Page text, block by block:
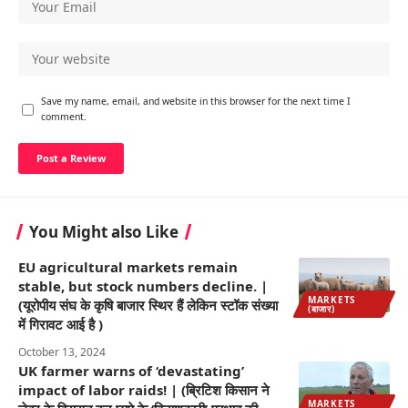
Save my name, email, and website in this browser for the next time I
comment.
You Might also Like
MARKETS
(बाजार)
EU agricultural markets remain
stable, but stock numbers decline. |
(यूरोपीय संघ के कृषि बाजार स्थिर हैं लेकिन स्टॉक संख्या
में गिरावट आई है )
October 13, 2024
MARKETS
UK farmer warns of ‘devastating’
impact of labor raids! | (ब्रिटिश किसान ने